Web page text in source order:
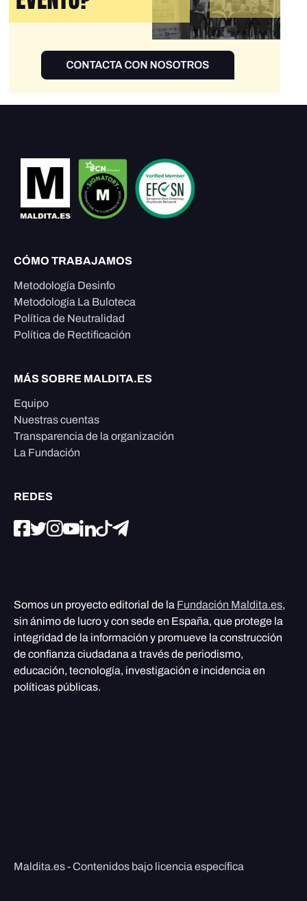
CÓMO TRABAJAMOS
Metodología Desinfo
Metodología La Buloteca
Política de Neutralidad
Política de Rectificación
MÁS SOBRE MALDITA.ES
Equipo
Nuestras cuentas
Transparencia de la organización
La Fundación
REDES
Somos un proyecto editorial de la Fundación Maldita.es,
sin ánimo de lucro y con sede en España, que protege la
integridad de la información y promueve la construcción
de confianza ciudadana a través de periodismo,
educación, tecnología, investigación e incidencia en
políticas públicas.
Maldita.es - Contenidos bajo licencia específica